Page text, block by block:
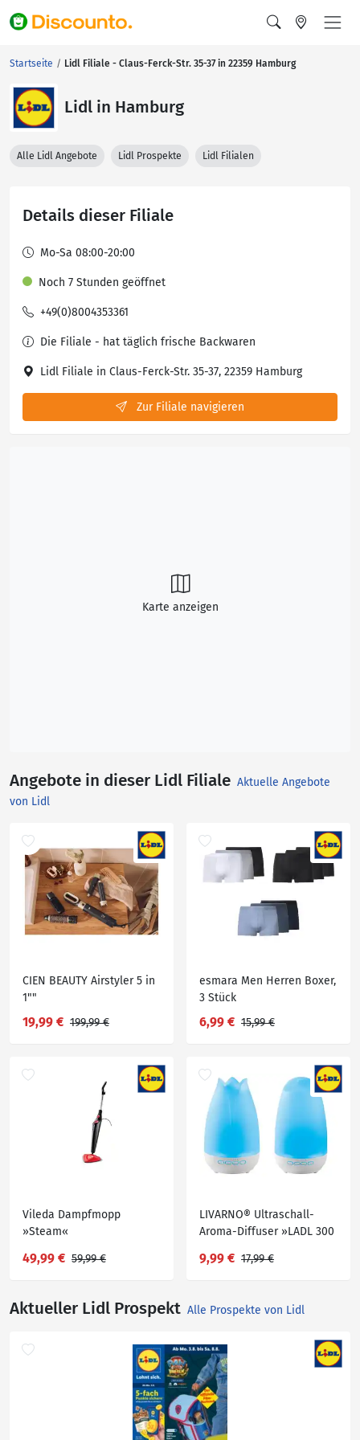
Startseite Lidl Filiale - Claus-Ferck-Str. 35-37 in 22359 Hamburg
Lidl in Hamburg
Alle Lidl Angebote Lidl Prospekte Lidl Filialen
Details dieser Filiale
Mo-Sa 08:00-20:00
Noch 7 Stunden geöffnet
+49(0)8004353361
Die Filiale - hat täglich frische Backwaren
Lidl Filiale in Claus-Ferck-Str. 35-37, 22359 Hamburg
Zur Filiale navigieren
Karte anzeigen
Angebote in dieser Lidl Filiale Aktuelle Angebote
von Lidl
CIEN BEAUTY Airstyler 5 in
1""
19,99 € 199,99 €
esmara Men Herren Boxer,
3 Stück
6,99 € 15,99 €
Vileda Dampfmopp
»Steam«
49,99 € 59,99 €
LIVARNO® Ultraschall-
Aroma-Diffuser »LADL 300
9,99 € 17,99 €
Aktueller Lidl Prospekt Alle Prospekte von Lidl